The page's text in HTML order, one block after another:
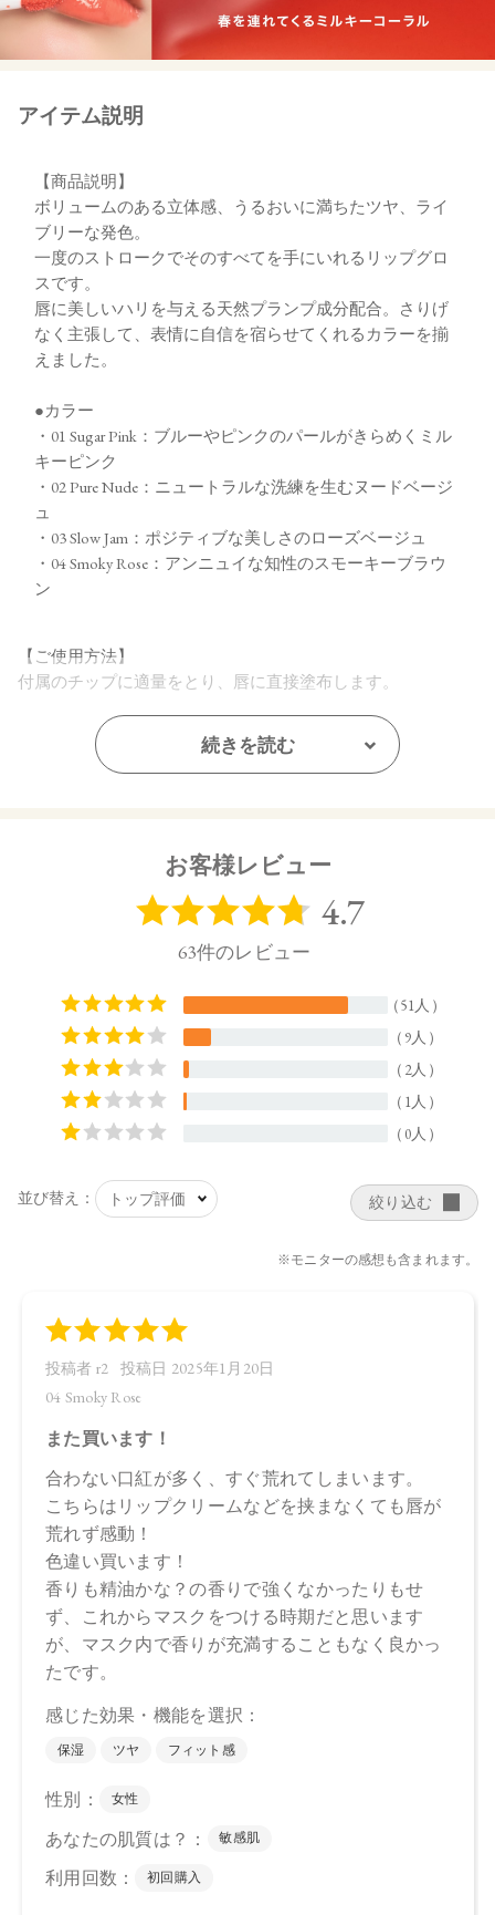
アイテム説明
【商品説明】
ボリュームのある立体感、うるおいに満ちたツヤ、ライ
ブリーな発色。
一度のストロークでそのすべてを手にいれるリップグロ
スです。
唇に美しいハリを与える天然プランプ成分配合。さりげ
なく主張して、表情に自信を宿らせてくれるカラーを揃
えました。
●カラー
・01 Sugar Pink：ブルーやピンクのパールがきらめくミル
キーピンク
・02 Pure Nude：ニュートラルな洗練を生むヌードベージ
ュ
・03 Slow Jam：ポジティブな美しさのローズベージュ
・04 Smoky Rose：アンニュイな知性のスモーキーブラウ
ン
【ご使用方法】
付属のチップに適量をとり、唇に直接塗布します。
【内容量】
ダイマージリノール酸ダイマージリノレイル、ラウロイルグ
プリロイルグリセリン／セバシン酸）コポリマー、（ベヘン
果実油、アルガニアスピノサ核油、オプンチアフィクスイン
ジカ種子油、ヒメマツバボタンエキス、カニナバラ果実エキ
ス、センチフォリアバラ花エキス、サトザクラ花エキス、カ
ミツレ花エキス、パルミトイルトリペプチド－38、バニリル
ブチル、ヤシ脂肪酸スクロース、カプリル酸グリセリル、イ
ソステアリン酸ソルビタン（小麦由来）、エチルヘキサン酸
油、ベルガモット果実油、ニオイテンジクアオイ油、アオモ
ジ果実油、イランイラン花油、リンゴ酸、水、BG、エタノー
リンゴ酸ジイソステアリル、スクワラン、酸化チタン、酸化
ウ、酸化スズ、ホウケイ酸（Ca／Al）
【原産国】
日本
【メーカー品番】
店舗でお問い合わせの際には、下記品番をお伝え下さい。
01：4570106739877
02：4570106739884
03：4570106739891
04：4570106739907
【店舗発売日】
CosmeKitchen 2025/1/10
Biople 2025/1/10
※店舗での取り扱いや詳しい在庫状況につきましては、各店
舗にお問い合わせください。
承ください。
※通常はご注文より１～３営業日での発送となります。
商品によっては、お届けまで１～２週間かかる場合がござい
続きを読む
お客様レビュー